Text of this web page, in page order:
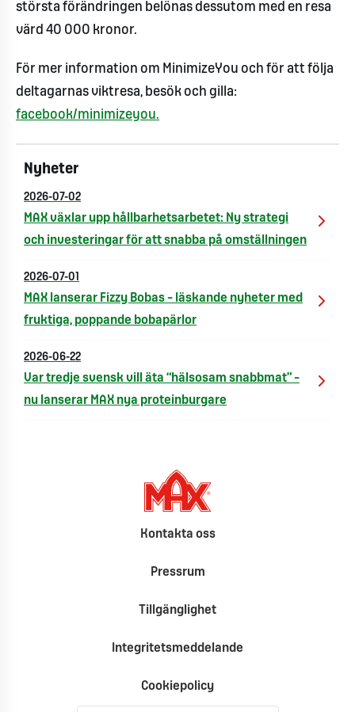
största förändringen belönas dessutom med en resa
värd 40 000 kronor.
För mer information om MinimizeYou och för att följa
deltagarnas viktresa, besök och gilla:
facebook/minimizeyou.
Nyheter
2026-07-02
MAX växlar upp hållbarhetsarbetet: Ny strategi
och investeringar för att snabba på omställningen
2026-07-01
MAX lanserar Fizzy Bobas – läskande nyheter med
fruktiga, poppande bobapärlor
2026-06-22
Var tredje svensk vill äta “hälsosam snabbmat” –
nu lanserar MAX nya proteinburgare
Kontakta oss
Pressrum
Tillgänglighet
Integritetsmeddelande
Cookiepolicy